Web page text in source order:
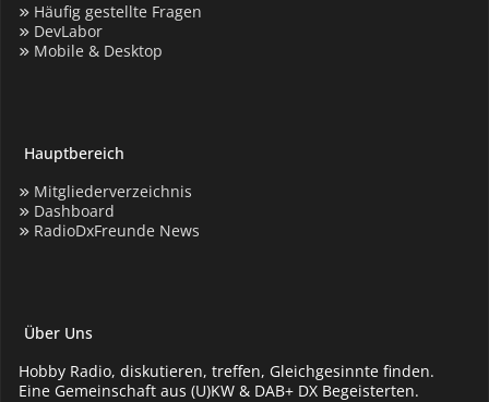
Häufig gestellte Fragen
DevLabor
Mobile & Desktop
Hauptbereich
Mitgliederverzeichnis
Dashboard
RadioDxFreunde News
Über Uns
Hobby Radio, diskutieren, treffen, Gleichgesinnte finden.
Eine Gemeinschaft aus (U)KW & DAB+ DX Begeisterten.